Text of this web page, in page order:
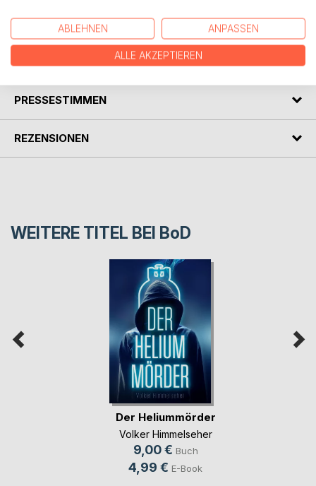
…
AUTOR/IN
PRESSESTIMMEN
REZENSIONEN
WEITERE TITEL BEI BoD
Der Heliummörder
Volker Himmelseher
9,00 € Buch
4,99 € E-Book
ABLEHNEN ANPASSEN
ALLE AKZEPTIEREN